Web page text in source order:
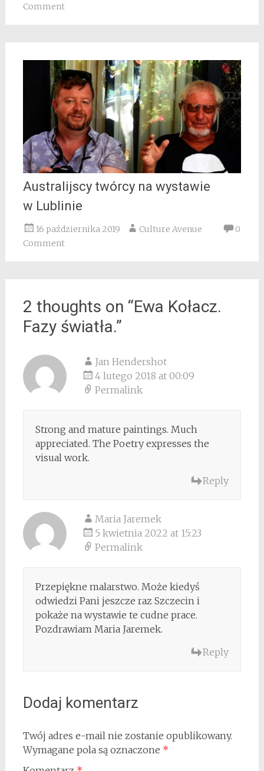
Comment
Australijscy twórcy na wystawie
w Lublinie
16 października 2019 Culture Avenue
0
Comment
2 thoughts on “Ewa Kołacz.
Fazy światła.”
Jan Hendershot
4 lutego 2018 at 00:09
Permalink
Strong and mature paintings. Much
appreciated. The Poetry expresses the
visual work.
Reply
Maria Jaremek
5 kwietnia 2022 at 15:23
Permalink
Przepiękne malarstwo. Może kiedyś
odwiedzi Pani jeszcze raz Szczecin i
pokaże na wystawie te cudne prace.
Pozdrawiam Maria Jaremek.
Reply
Dodaj komentarz
Twój adres e-mail nie zostanie opublikowany.
Wymagane pola są oznaczone *